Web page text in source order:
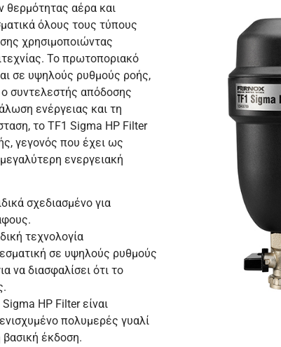
θερμότητας αέρα και
όλους τους τύπους
χρησιμοποιώντας
Το πρωτοποριακό
σε υψηλούς ρυθμούς ροής,
ο συντελεστής απόδοσης
ενέργειας και τη
το TF1 Sigma HP Filter
γεγονός που έχει ως
ενεργειακή
σχεδιασμένο για
τεχνολογία
σε υψηλούς ρυθμούς
να διασφαλίσει ότι το
HP Filter είναι
πολυμερές γυαλί
έκδοση.